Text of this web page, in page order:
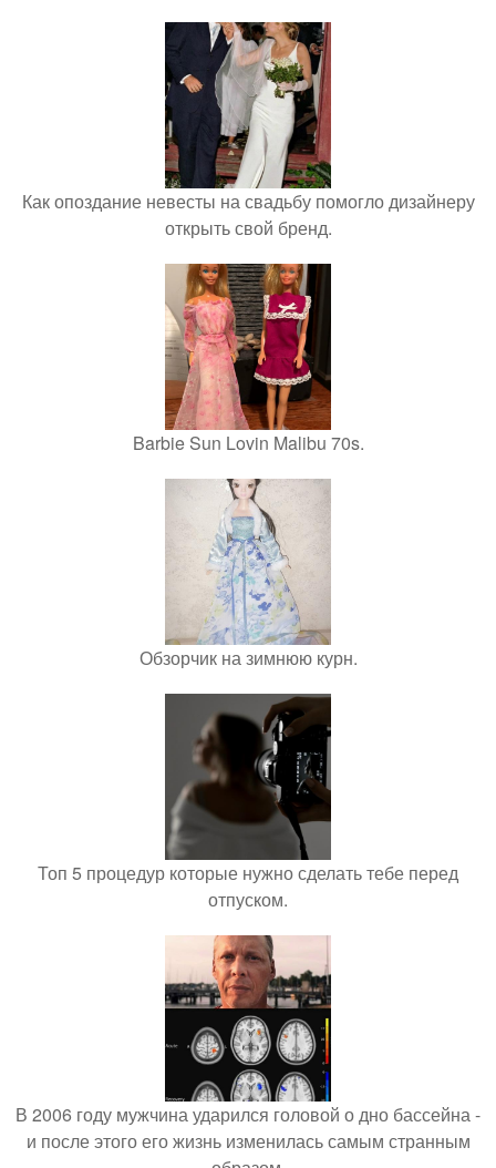
Как опоздание невесты на свадьбу помогло дизайнеру
открыть свой бренд.
Barbie Sun Lovin Malibu 70s.
Обзорчик на зимнюю курн.
Топ 5 процедур которые нужно сделать тебе перед
отпуском.
В 2006 году мужчина ударился головой о дно бассейна -
и после этого его жизнь изменилась самым странным